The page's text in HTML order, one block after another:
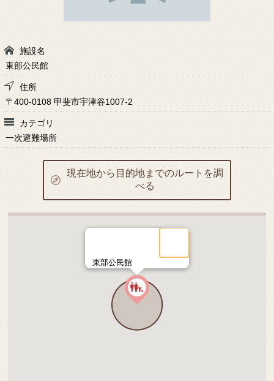
施設名
東部公民館
住所
〒400-0108 甲斐市宇津谷1007-2
カテゴリ
一次避難場所
現在地から目的地までのルートを調
べる
東部公民館